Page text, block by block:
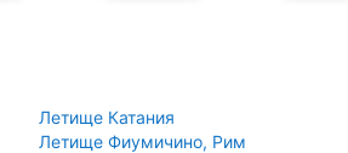
Летище Катания
Летище Фиумичино, Рим